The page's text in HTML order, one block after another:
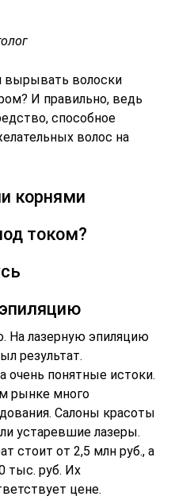
вырывать волоски
И правильно, ведь
способное
волос на
корнями
током?
На лазерную эпиляцию
результат.
очень понятные истоки.
рынке много
Салоны красоты
устаревшие лазеры.
стоит от 2,5 млн руб., а
тыс. руб. Их
цене.